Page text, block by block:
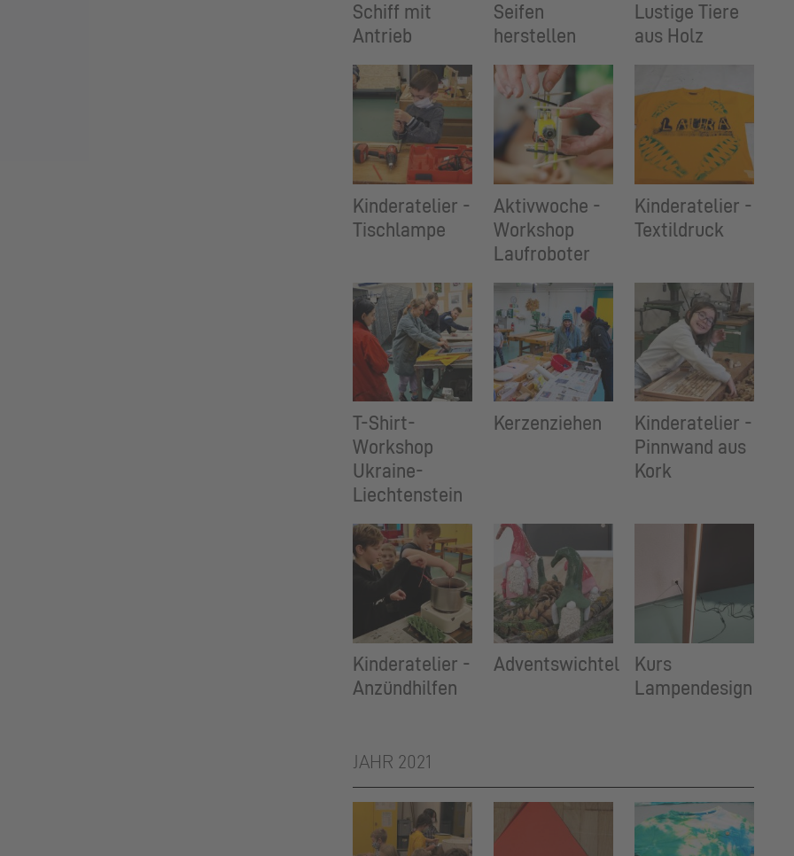
Schiff mit
Antrieb
Seifen
herstellen
Lustige Tiere
aus Holz
Kinderatelier -
Tischlampe
Aktivwoche -
Workshop
Laufroboter
Kinderatelier -
Textildruck
T-Shirt-
Workshop
Ukraine-
Liechtenstein
Kerzenziehen
Kinderatelier -
Pinnwand aus
Kork
Kinderatelier -
Anzündhilfen
Adventswichtel
Kurs
Lampendesign
JAHR 2021